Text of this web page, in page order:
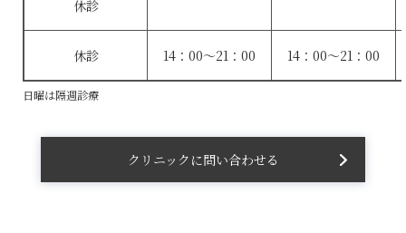
休診
休診 14：00〜21：00 14：00〜21：00
日曜は隔週診療
クリニックに問い合わせる